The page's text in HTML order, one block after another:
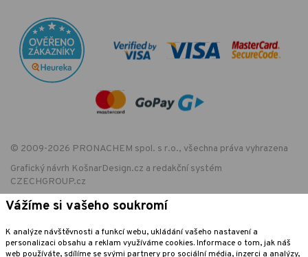
© 2009-2026 PRONACHEM spol. s r.o., všechna práva vyhrazena
Grafický návrh KošnarDesign.cz a redakční systém
CZECHGROUP.cz
EET - označení provozovny:
Podle zákona o evidenci tržeb je prodávající povinen vystavit kupujícímu
Vážíme si vašeho soukromí
K analýze návštěvnosti a funkcí webu, ukládání vašeho nastavení a
personalizaci obsahu a reklam využíváme cookies. Informace o tom, jak náš
web používáte, sdílíme se svými partnery pro sociální média, inzerci a analýzy,